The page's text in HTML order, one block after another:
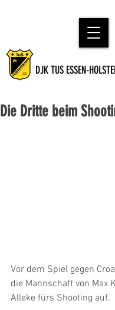
DJK TUS ESSEN-
Die Dritte beim
Vor dem Spiel gegen
die Mannschaft von Max
Alleke fürs Shooting auf.